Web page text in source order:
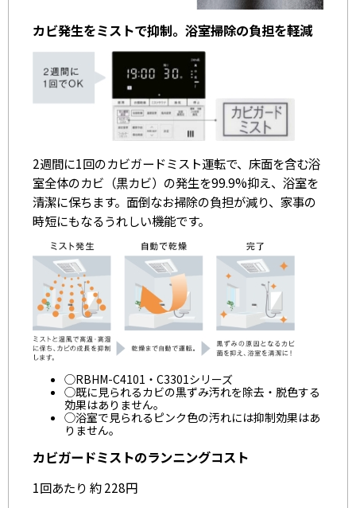
カビ発生をミストで抑制。浴室掃除の負担を軽減
2週間に1回のカビガードミスト運転で、床面を含む浴
室全体のカビ（黒カビ）の発生を99.9%抑え、浴室を
清潔に保ちます。面倒なお掃除の負担が減り、家事の
時短にもなるうれしい機能です。
◯RBHM-C4101・C3301シリーズ
◯既に見られるカビの黒ずみ汚れを除去・脱色する
効果はありません。
◯浴室で見られるピンク色の汚れには抑制効果はあ
りません。
カビガードミストのランニングコスト
1回あたり 約 228円